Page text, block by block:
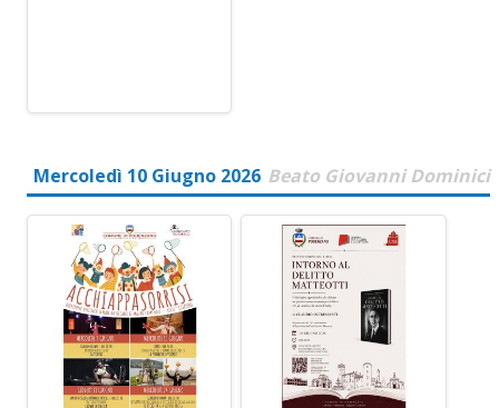
Mercoledì 10 Giugno 2026 Beato Giovanni Dominici